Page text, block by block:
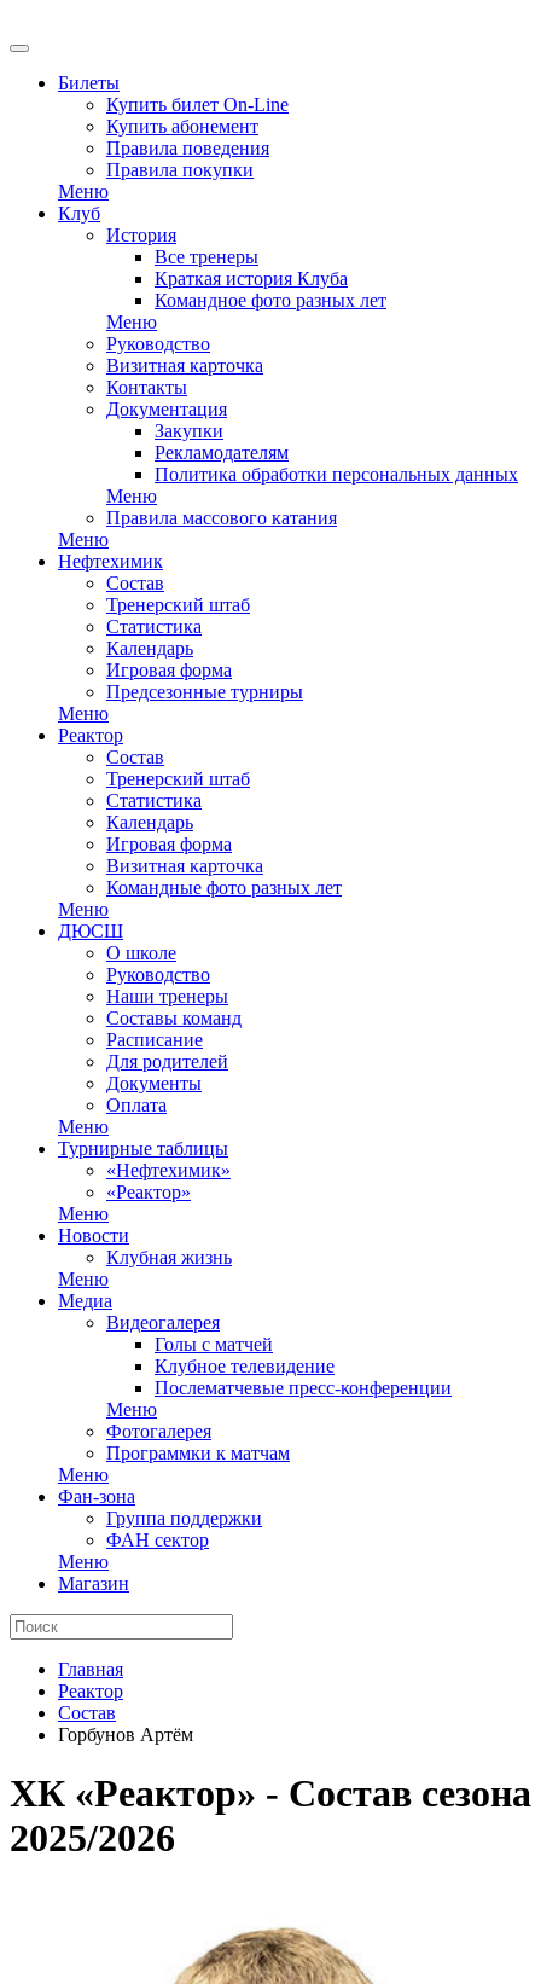
Билеты
Купить билет On-Line
Купить абонемент
Правила поведения
Правила покупки
Меню
Клуб
История
Все тренеры
Краткая история Клуба
Командное фото разных лет
Меню
Руководство
Визитная карточка
Контакты
Документация
Закупки
Рекламодателям
Политика обработки персональных данных
Меню
Правила массового катания
Меню
Нефтехимик
Состав
Тренерский штаб
Статистика
Календарь
Игровая форма
Предсезонные турниры
Меню
Реактор
Состав
Тренерский штаб
Статистика
Календарь
Игровая форма
Визитная карточка
Командные фото разных лет
Меню
ДЮСШ
О школе
Руководство
Наши тренеры
Составы команд
Расписание
Для родителей
Документы
Оплата
Меню
Турнирные таблицы
«Нефтехимик»
«Реактор»
Меню
Новости
Клубная жизнь
Меню
Медиа
Видеогалерея
Голы с матчей
Клубное телевидение
Послематчевые пресс-конференции
Меню
Фотогалерея
Программки к матчам
Меню
Фан-зона
Группа поддержки
ФАН сектор
Меню
Магазин
Главная
Реактор
Состав
Горбунов Артём
ХК «Реактор» - Cостав сезона
2025/2026